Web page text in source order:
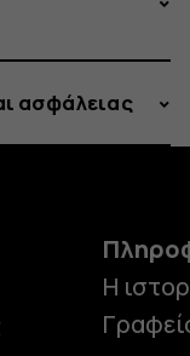
ασφάλειας
Η